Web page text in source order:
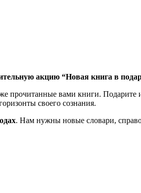
акцию “Новая книга в
прочитанные вами книги.
своего сознания.
. Нам нужны новые словари,